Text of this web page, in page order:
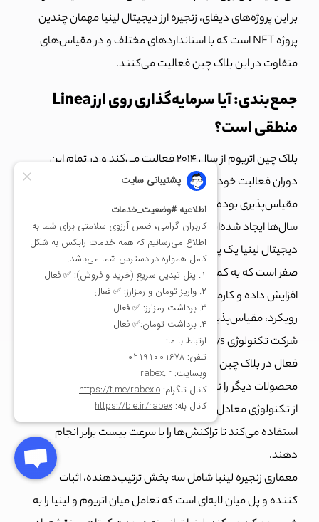
بر این پروژه‌های دیفای، زنجیره ارز دیجیتال لینیا مهمان چندین
پروژه NFT است که با استانداردهای مختلف و در مقیاس‌های
متفاوت در این بلاک چین فعالیت می‌کنند.
جمع‌بندی: آیا سرمایه‌گذاری روی ارز Linea
منطقی است؟
بلاک چین اتریوم از سال 2014 فعالیت می‌کند و در تمام این
دوران فعالیت خود به صورت مستمر دچار مشکل
مقیاس‌پذیری بوده است. چندین پروژه مختلف نیز در طول این
سال‌ها ایجاد شده‌اند تا مقیاس‌پذیری اتریوم را حل کنند. ارز
دیجیتال لینیا یک پروژه ماشین مجازی اتریوم مبتنی بر دانش
صفر است که به کمک تکنولوژی رول آپ، سرعت تراکنش‌ها را
افزایش داده و کارمزدها را به خوبی کاهش می‌دهد. با این
رویکرد، مقیاس‌پذیری بلاک چین اتریوم افزایش می‌یابد.
شرکت تکنولوژی ConsenSys، یکی از بزرگترین شرکت‌های
فعال در بلاک چین است که علاوه بر لینیا، متامسک، و بسیاری از
محصولات دیگر را نیز برای بهبود اتریوم توسعه داده است. لینیا
از تکنولوژی معادل ماشین مجازی اتریوم مبتنی بر دانش صفر
استفاده می‌کند تا تراکنش‌ها را با سرعت بیست برابر انجام
دهند.
معماری زنجیره لینیا شامل سه بخش ترتیب‌دهنده، اثبات
کننده و پل میان لایه‌ای است که تعامل میان اتریوم و لینیا را به